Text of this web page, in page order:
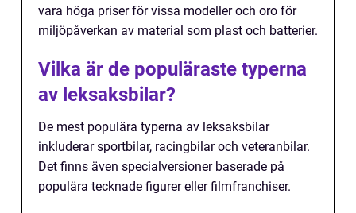
vara höga priser för vissa modeller och oro för
miljöpåverkan av material som plast och batterier.
Vilka är de populäraste typerna
av leksaksbilar?
De mest populära typerna av leksaksbilar
inkluderar sportbilar, racingbilar och veteranbilar.
Det finns även specialversioner baserade på
populära tecknade figurer eller filmfranchiser.